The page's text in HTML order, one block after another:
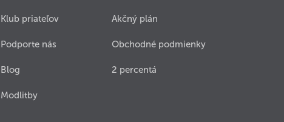
Klub priateľov
Podporte nás
Blog
Modlitby
Akčný plán
Obchodné podmienky
2 percentá